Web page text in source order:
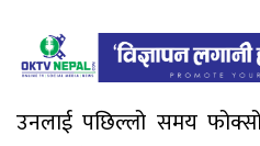
उनलाई पछिल्लो समय